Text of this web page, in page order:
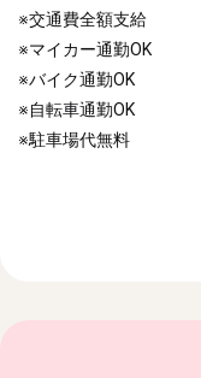
※交通費全額支給
※マイカー通勤OK
※バイク通勤OK
※自転車通勤OK
※駐車場代無料